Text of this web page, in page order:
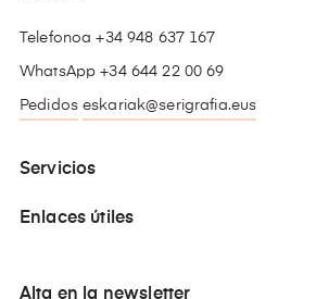
Telefonoa +34 948 637 167
WhatsApp +34 644 22 00 69
Pedidos eskariak@serigrafia.eus
Servicios
Enlaces útiles
Alta en la newsletter